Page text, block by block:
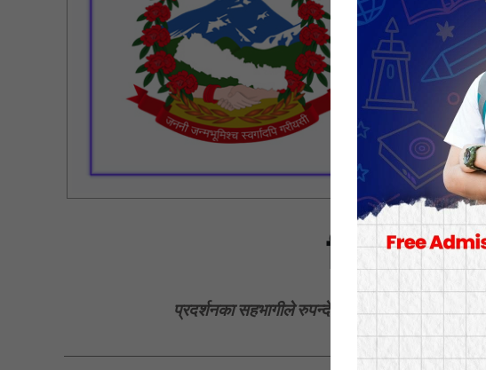
प्रदर्शनका सहभागीले रुपन्देहीलाई राजधानी कायम गर्न